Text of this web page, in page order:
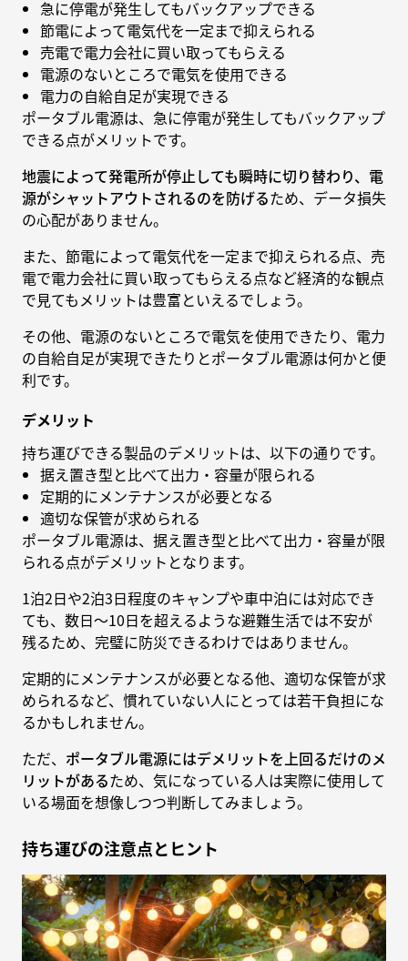
急に停電が発生してもバックアップできる
節電によって電気代を一定まで抑えられる
売電で電力会社に買い取ってもらえる
電源のないところで電気を使用できる
電力の自給自足が実現できる
ポータブル電源は、急に停電が発生してもバックアップ
できる点がメリットです。
地震によって発電所が停止しても瞬時に切り替わり、電
源がシャットアウトされるのを防げるため、データ損失
の心配がありません。
また、節電によって電気代を一定まで抑えられる点、売
電で電力会社に買い取ってもらえる点など経済的な観点
で見てもメリットは豊富といえるでしょう。
その他、電源のないところで電気を使用できたり、電力
の自給自足が実現できたりとポータブル電源は何かと便
利です。
デメリット
持ち運びできる製品のデメリットは、以下の通りです。
据え置き型と比べて出力・容量が限られる
定期的にメンテナンスが必要となる
適切な保管が求められる
ポータブル電源は、据え置き型と比べて出力・容量が限
られる点がデメリットとなります。
1泊2日や2泊3日程度のキャンプや車中泊には対応でき
ても、数日〜10日を超えるような避難生活では不安が
残るため、完璧に防災できるわけではありません。
定期的にメンテナンスが必要となる他、適切な保管が求
められるなど、慣れていない人にとっては若干負担にな
るかもしれません。
ただ、 ポータブル電源にはデメリットを上回るだけのメ
リットがあるため、気になっている人は実際に使用して
いる場面を想像しつつ判断してみましょう。
持ち運びの注意点とヒント